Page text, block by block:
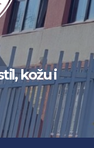
kožu i